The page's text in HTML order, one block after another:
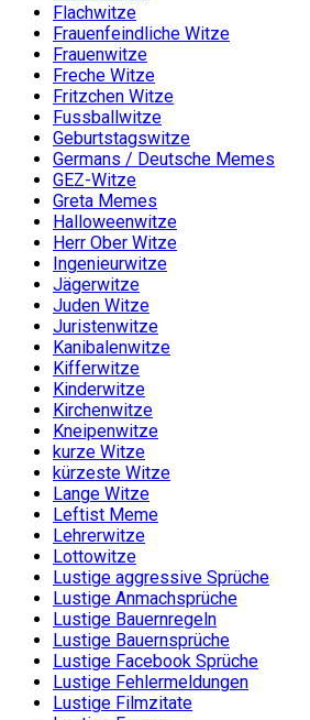
Flachwitze
Frauenfeindliche Witze
Frauenwitze
Freche Witze
Fritzchen Witze
Fussballwitze
Geburtstagswitze
Germans / Deutsche Memes
GEZ-Witze
Greta Memes
Halloweenwitze
Herr Ober Witze
Ingenieurwitze
Jägerwitze
Juden Witze
Juristenwitze
Kanibalenwitze
Kifferwitze
Kinderwitze
Kirchenwitze
Kneipenwitze
kurze Witze
kürzeste Witze
Lange Witze
Leftist Meme
Lehrerwitze
Lottowitze
Lustige aggressive Sprüche
Lustige Anmachsprüche
Lustige Bauernregeln
Lustige Bauernsprüche
Lustige Facebook Sprüche
Lustige Fehlermeldungen
Lustige Filmzitate